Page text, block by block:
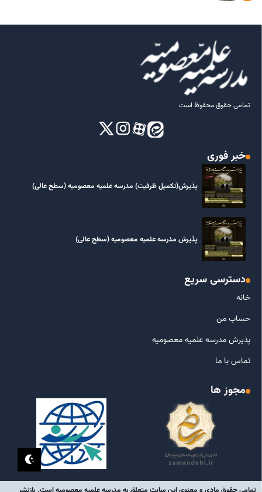
تمامی حقوق محفوظ است
خبر فوری
پذیرش(تکمیل ظرفیت) مدرسه علمیه معصومیه‌ (سطح عالی)
پذیرش مدرسه علمیه معصومیه‌ (سطح عالی)
دسترسی سریع
خانه
حساب من
پذیرش مدرسه علمیه معصومیه
تماس با ما
مجوز ها